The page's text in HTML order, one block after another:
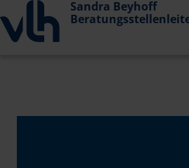
Sandra Beyhoff